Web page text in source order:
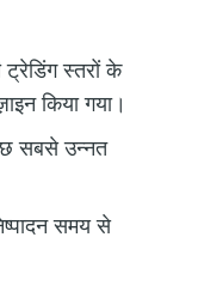
ट्रेडिंग स्तरों के
किया गया।
सबसे उन्नत
समय से